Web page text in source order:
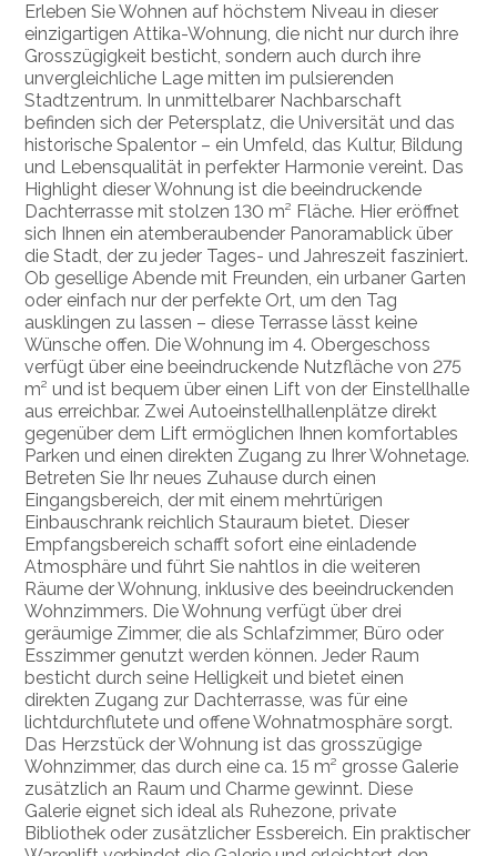
Erleben Sie Wohnen auf höchstem Niveau in dieser
einzigartigen Attika-Wohnung, die nicht nur durch ihre
Grosszügigkeit besticht, sondern auch durch ihre
unvergleichliche Lage mitten im pulsierenden
Stadtzentrum. In unmittelbarer Nachbarschaft
befinden sich der Petersplatz, die Universität und das
historische Spalentor – ein Umfeld, das Kultur, Bildung
und Lebensqualität in perfekter Harmonie vereint. Das
Highlight dieser Wohnung ist die beeindruckende
Dachterrasse mit stolzen 130 m² Fläche. Hier eröffnet
sich Ihnen ein atemberaubender Panoramablick über
die Stadt, der zu jeder Tages- und Jahreszeit fasziniert.
Ob gesellige Abende mit Freunden, ein urbaner Garten
oder einfach nur der perfekte Ort, um den Tag
ausklingen zu lassen – diese Terrasse lässt keine
Wünsche offen. Die Wohnung im 4. Obergeschoss
verfügt über eine beeindruckende Nutzfläche von 275
m² und ist bequem über einen Lift von der Einstellhalle
aus erreichbar. Zwei Autoeinstellhallenplätze direkt
gegenüber dem Lift ermöglichen Ihnen komfortables
Parken und einen direkten Zugang zu Ihrer Wohnetage.
Betreten Sie Ihr neues Zuhause durch einen
Eingangsbereich, der mit einem mehrtürigen
Einbauschrank reichlich Stauraum bietet. Dieser
Empfangsbereich schafft sofort eine einladende
Atmosphäre und führt Sie nahtlos in die weiteren
Räume der Wohnung, inklusive des beeindruckenden
Wohnzimmers. Die Wohnung verfügt über drei
geräumige Zimmer, die als Schlafzimmer, Büro oder
Esszimmer genutzt werden können. Jeder Raum
besticht durch seine Helligkeit und bietet einen
direkten Zugang zur Dachterrasse, was für eine
lichtdurchflutete und offene Wohnatmosphäre sorgt.
Das Herzstück der Wohnung ist das grosszügige
Wohnzimmer, das durch eine ca. 15 m² grosse Galerie
zusätzlich an Raum und Charme gewinnt. Diese
Galerie eignet sich ideal als Ruhezone, private
Bibliothek oder zusätzlicher Essbereich. Ein praktischer